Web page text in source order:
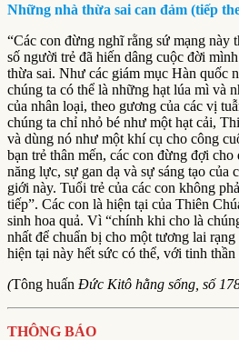
Những nhà thừa sai can đảm (tiếp
“Các con đừng nghĩ rằng sứ mạng này
số người trẻ đã hiến dâng cuộc đời
thừa sai. Như các giám mục Hàn quốc
chúng ta có thể là những hạt lúa mì và
của nhân loại, theo gương của các vị
chúng ta chỉ nhỏ bé như một hạt cải,
và dùng nó như một khí cụ cho công
bạn trẻ thân mến, các con đừng đợi
năng lực, sự gan dạ và sự sáng tạo của
giới này. Tuổi trẻ của các con không
tiếp”. Các con là hiện tại của Thiên
sinh hoa quả. Vì “chính khi cho là
nhất để chuẩn bị cho một tương lai
hiện tại này hết sức có thể, với tinh thần
(Tông huấn Đức Kitô hằng sống, số
THÔNG BÁO